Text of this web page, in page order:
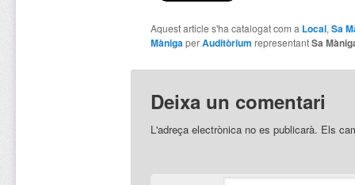
Aquest article s'ha catalogat com a Local,Sa
MànigaperAuditòrium representantSa
Deixa un comentari
L'adreça electrònica no es publicarà. Els